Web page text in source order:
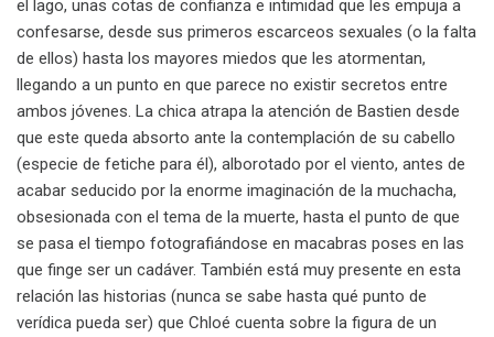
el lago, unas cotas de confianza e intimidad que les empuja a
confesarse, desde sus primeros escarceos sexuales (o la falta
de ellos) hasta los mayores miedos que les atormentan,
llegando a un punto en que parece no existir secretos entre
ambos jóvenes. La chica atrapa la atención de Bastien desde
que este queda absorto ante la contemplación de su cabello
(especie de fetiche para él), alborotado por el viento, antes de
acabar seducido por la enorme imaginación de la muchacha,
obsesionada con el tema de la muerte, hasta el punto de que
se pasa el tiempo fotografiándose en macabras poses en las
que finge ser un cadáver. También está muy presente en esta
relación las historias (nunca se sabe hasta qué punto de
verídica pueda ser) que Chloé cuenta sobre la figura de un